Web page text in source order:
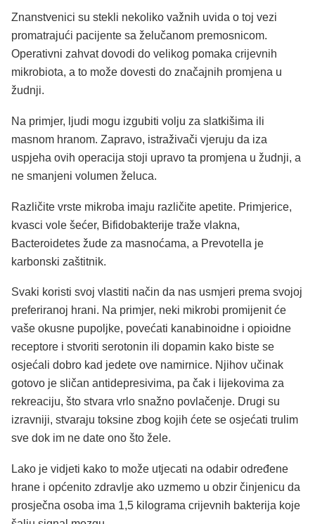
Znanstvenici su stekli nekoliko važnih uvida o toj vezi
promatrajući pacijente sa želučanom premosnicom.
Operativni zahvat dovodi do velikog pomaka crijevnih
mikrobiota, a to može dovesti do značajnih promjena u
žudnji.
Na primjer, ljudi mogu izgubiti volju za slatkišima ili
masnom hranom. Zapravo, istraživači vjeruju da iza
uspjeha ovih operacija stoji upravo ta promjena u žudnji, a
ne smanjeni volumen želuca.
Različite vrste mikroba imaju različite apetite. Primjerice,
kvasci vole šećer, Bifidobakterije traže vlakna,
Bacteroidetes žude za masnoćama, a Prevotella je
karbonski zaštitnik.
Svaki koristi svoj vlastiti način da nas usmjeri prema svojoj
preferiranoj hrani. Na primjer, neki mikrobi promijenit će
vaše okusne pupoljke, povećati kanabinoidne i opioidne
receptore i stvoriti serotonin ili dopamin kako biste se
osjećali dobro kad jedete ove namirnice. Njihov učinak
gotovo je sličan antidepresivima, pa čak i lijekovima za
rekreaciju, što stvara vrlo snažno povlačenje. Drugi su
izravniji, stvaraju toksine zbog kojih ćete se osjećati trulim
sve dok im ne date ono što žele.
Lako je vidjeti kako to može utjecati na odabir određene
hrane i općenito zdravlje ako uzmemo u obzir činjenicu da
prosječna osoba ima 1,5 kilograma crijevnih bakterija koje